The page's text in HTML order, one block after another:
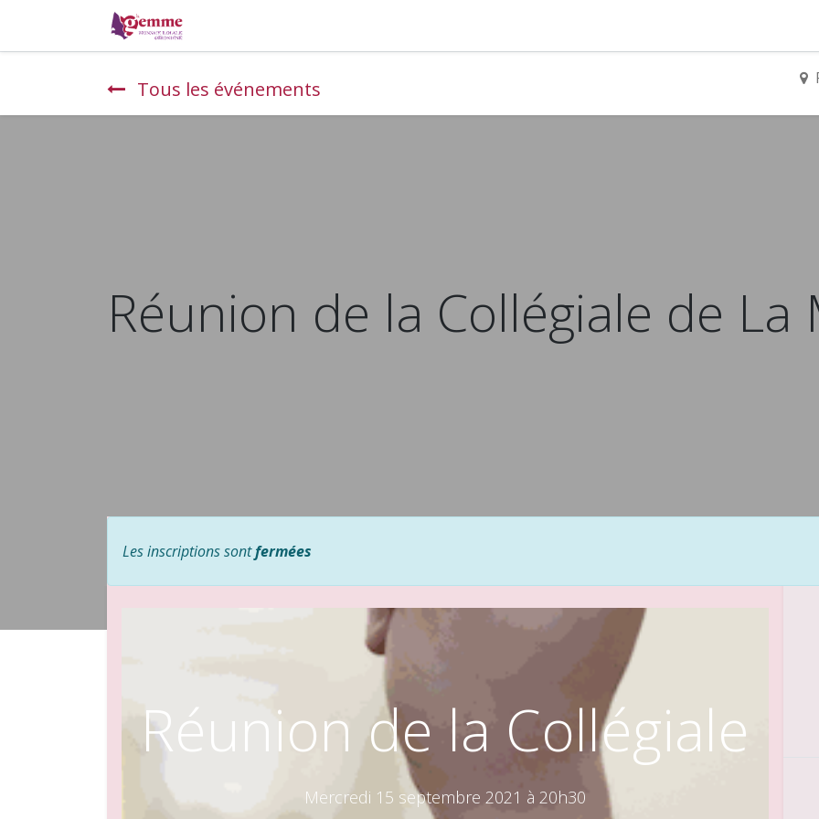
Tous les événements
Réunion de la Collégiale de La
Les inscriptions sontfermées
Réunion de la Collégiale
Mercredi 15 septembre 2021 à 20h30